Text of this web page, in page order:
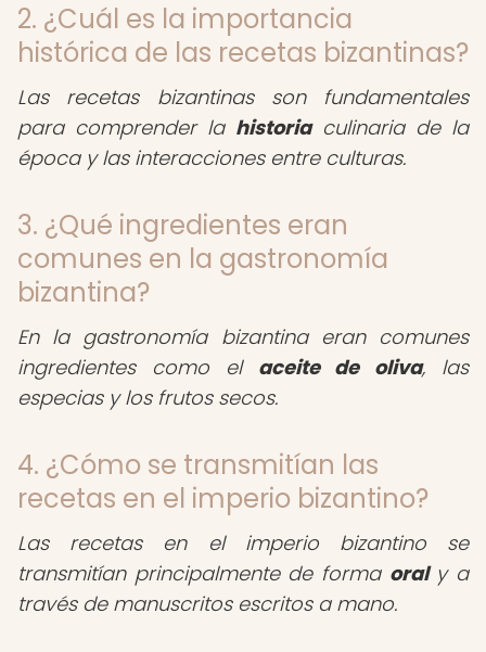
2. ¿Cuál es la importancia
histórica de las recetas bizantinas?
Las recetas bizantinas son fundamentales
para comprender la historiaculinaria de la
época y las interacciones entre culturas.
3. ¿Qué ingredientes eran
comunes en la gastronomía
bizantina?
En la gastronomía bizantina eran comunes
ingredientes como el aceite de oliva, las
especias y los frutos secos.
4. ¿Cómo se transmitían las
recetas en el imperio bizantino?
Las recetas en el imperio bizantino se
transmitían principalmente de forma oraly a
través de manuscritos escritos a mano.